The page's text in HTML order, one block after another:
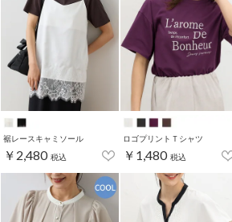
裾レースキャミソール
￥2,480 税込
ロゴプリントＴシャツ
￥1,480 税込